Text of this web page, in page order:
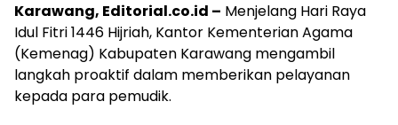
Karawang, Editorial.co.id – Menjelang Hari Raya
Idul Fitri 1446 Hijriah, Kantor Kementerian Agama
(Kemenag) Kabupaten Karawang mengambil
langkah proaktif dalam memberikan pelayanan
kepada para pemudik.